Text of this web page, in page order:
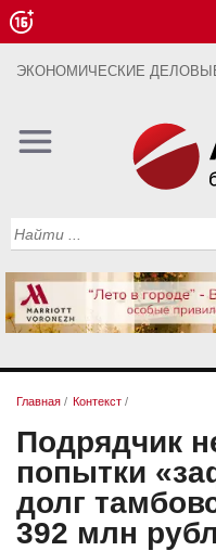
ЭКОНОМИЧЕСКИЕ
Главная / Контекст /
Подрядчик
попытки
долг
392 млн